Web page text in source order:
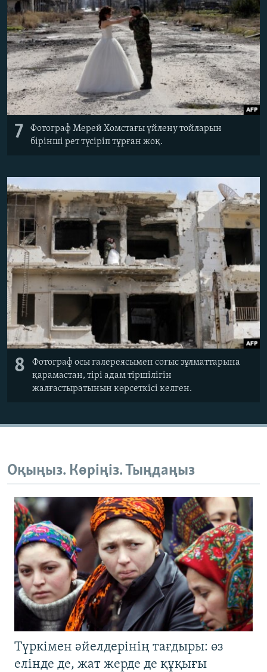
7
Фотограф Мерей Хомстағы үйлену тойларын
бірінші рет түсіріп тұрған жоқ.
8
Фотограф осы галереясымен соғыс зұлматтарына
қарамастан, тірі адам тіршілігін
жалғастыратынын көрсеткісі келген.
Оқыңыз. Көріңіз. Тыңдаңыз
Түркімен әйелдерінің тағдыры: өз
елінде де, жат жерде де құқығы